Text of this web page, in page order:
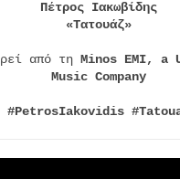
Πέτρος Ιακωβίδης
«Τατουάζ»
από τη Minos EMI, a
Music Company
#PetrosIakovidis